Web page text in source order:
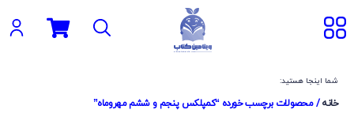
شما اینجا هستید:
خانه/ محصولات برچسب خورده “کمپلکس پنجم و ششم مهروماه”